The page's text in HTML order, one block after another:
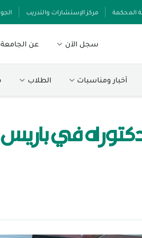
المحكمة مركز الإستشارات والتدريب
سجل الآن عن الجامعة
أخبار ومناسبات الطلاب
في باريس